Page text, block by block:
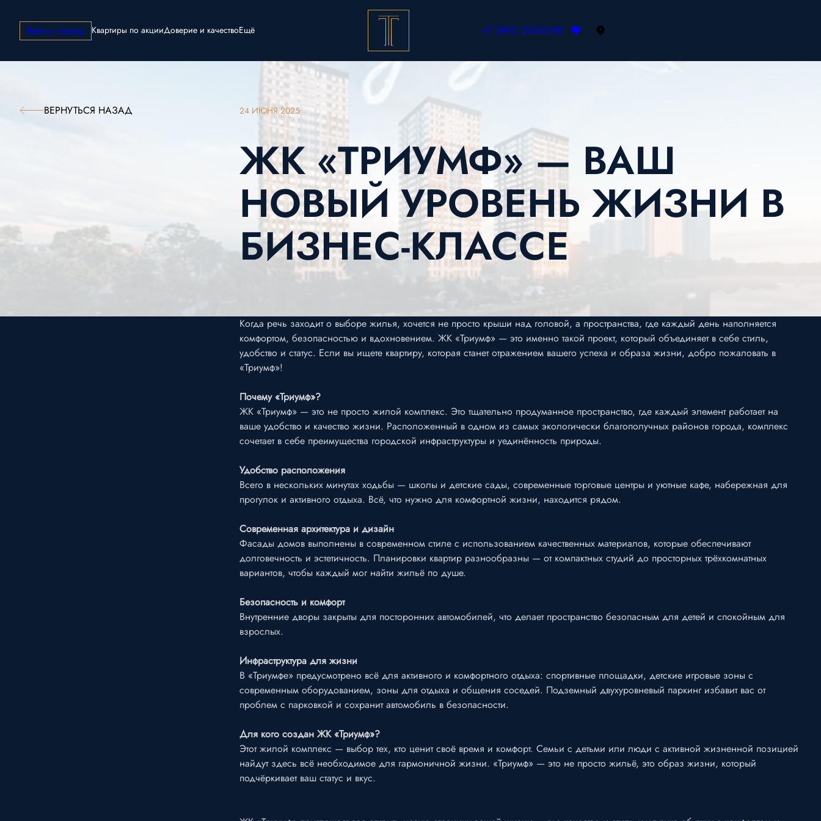
Выбор квартир Квартиры по акцииДоверие и качествоЕщё +7 (495) 255-22-80
ВЕРНУТЬСЯ НАЗАД 24 ИЮНЯ 2025
ЖК «ТРИУМФ» — ВАШ
НОВЫЙ УРОВЕНЬ ЖИЗНИ В
БИЗНЕС-КЛАССЕ
Когда речь заходит о выборе жилья, хочется не просто крыши над головой, а пространства, где каждый день наполняется
комфортом, безопасностью и вдохновением. ЖК «Триумф» — это именно такой проект, который объединяет в себе стиль,
удобство и статус. Если вы ищете квартиру, которая станет отражением вашего успеха и образа жизни, добро пожаловать в
«Триумф»!
Почему «Триумф»?
ЖК «Триумф» — это не просто жилой комплекс. Это тщательно продуманное пространство, где каждый элемент работает на
ваше удобство и качество жизни. Расположенный в одном из самых экологически благополучных районов города, комплекс
сочетает в себе преимущества городской инфраструктуры и уединённость природы.
Удобство расположения
Всего в нескольких минутах ходьбы — школы и детские сады, современные торговые центры и уютные кафе, набережная для
прогулок и активного отдыха. Всё, что нужно для комфортной жизни, находится рядом.
Современная архитектура и дизайн
Фасады домов выполнены в современном стиле с использованием качественных материалов, которые обеспечивают
долговечность и эстетичность. Планировки квартир разнообразны — от компактных студий до просторных трёхкомнатных
вариантов, чтобы каждый мог найти жильё по душе.
Безопасность и комфорт
Внутренние дворы закрыты для посторонних автомобилей, что делает пространство безопасным для детей и спокойным для
взрослых.
Инфраструктура для жизни
В «Триумфе» предусмотрено всё для активного и комфортного отдыха: спортивные площадки, детские игровые зоны с
современным оборудованием, зоны для отдыха и общения соседей. Подземный двухуровневый паркинг избавит вас от
проблем с парковкой и сохранит автомобиль в безопасности.
Для кого создан ЖК «Триумф»?
Этот жилой комплекс — выбор тех, кто ценит своё время и комфорт. Семьи с детьми или люди с активной жизненной позицией
найдут здесь всё необходимое для гармоничной жизни. «Триумф» — это не просто жильё, это образ жизни, который
подчёркивает ваш статус и вкус.